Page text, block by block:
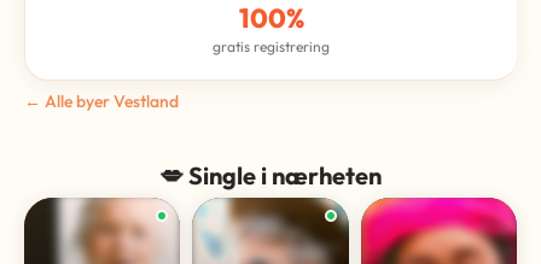
100%
gratis registrering
← Alle byer Vestland
💋 Single i nærheten